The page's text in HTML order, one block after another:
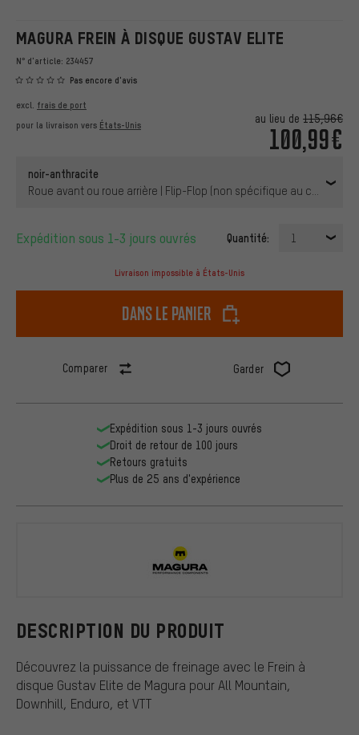
MAGURA FREIN À DISQUE GUSTAV ELITE
N° d'article: 234457
Pas encore d'avis
au lieu de 115,96€
100,99€
excl. frais de port
pour la livraison vers États-Unis
noir-anthracite
Roue avant ou roue arrière | Flip-Flop (non spécifique au côté)
Expédition sous 1-3 jours ouvrés Quantité: 1
Livraison impossible à États-Unis
dans le panier
Comparer Garder
DESCRIPTION DU PRODUIT
Découvrez la puissance de freinage avec le Frein à
disque Gustav Elite de Magura pour All Mountain,
Downhill, Enduro, et VTT
Expédition sous 1-3 jours ouvrés
Droit de retour de 100 jours
Retours gratuits
Plus de 25 ans d'expérience